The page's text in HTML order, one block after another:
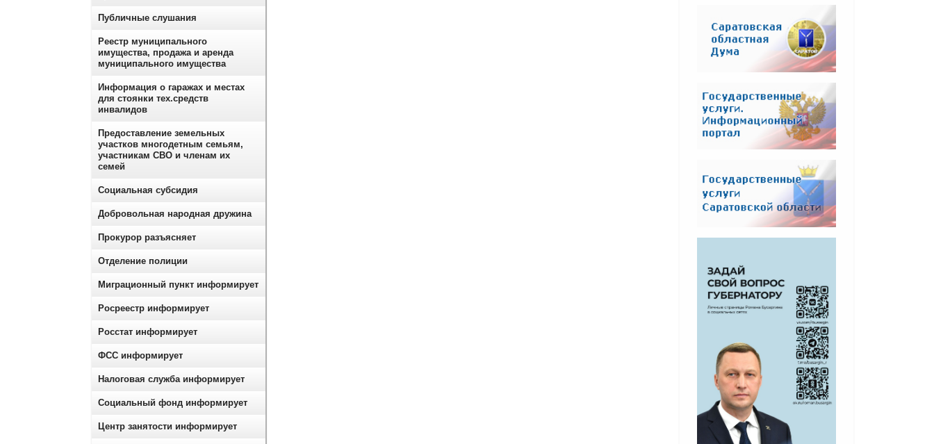
Публичные слушания
Реестр муниципального
имущества, продажа и аренда
муниципального имущества
Информация о гаражах и местах
для стоянки тех.средств
инвалидов
Предоставление земельных
участков многодетным семьям,
участникам СВО и членам их
семей
Социальная субсидия
Добровольная народная дружина
Прокурор разъясняет
Отделение полиции
Миграционный пункт информирует
Росреестр информирует
Росстат информирует
ФСС информирует
Налоговая служба информирует
Социальный фонд информирует
Центр занятости информирует